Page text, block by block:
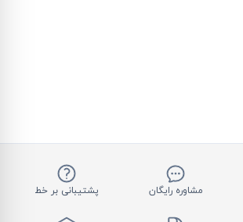
مشاوره رایگان پشتیبانی بر خط